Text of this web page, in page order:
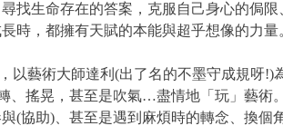
找生命存在的答案，克服自己身心的侷限
時，都擁有天賦的本能與超乎想像的力量
以藝術大師達利(出了名的不墨守成規呀!)
、搖晃，甚至是吹氣…盡情地「玩」藝術
(協助)、甚至是遇到麻煩時的轉念、換個